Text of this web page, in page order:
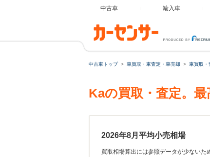
中古車 輸入車
中古車トップ 車買取・車査定・車売却 車買取・
Kaの買取・査定。
2026年8月平均小売相場
買取相場算出には参照データが少ないた